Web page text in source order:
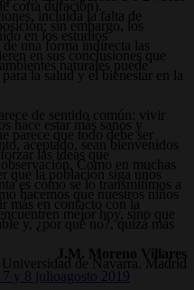
corta duración).
incluida la falta de
sin embargo, los
en los estudios
una forma indirecta las
en sus conclusiones que
naturales puede
la salud y el bienestar en la
de sentido común: vivir
hace estar más sanos y
parece que todo debe ser
aceptado, sean bienvenidos
las ideas que
Como en muchas
que la población siga unos
es cómo se lo transmitimos a
hacemos que nuestros niños
más en contacto con la
mejor hoy, sino que
y, ¿por qué no?, quizá más
J.M. Moreno Villares
de Navarra. Madrid
y 8 julioagosto 2019